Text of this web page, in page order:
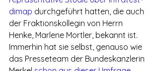
dimap durchgeführt hatten, die auch
der Fraktionskollegin von Herrn
Henke, Marlene Mortler, bekannt ist.
Immerhin hat sie selbst, genauso wie
das Presseteam der Bundeskanzlerin